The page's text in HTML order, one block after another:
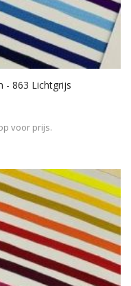
- 863 Lichtgrijs
voor prijs.